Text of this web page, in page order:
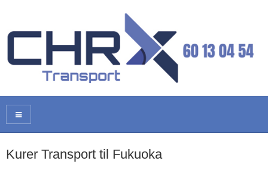
Kurer Transport til Fukuoka